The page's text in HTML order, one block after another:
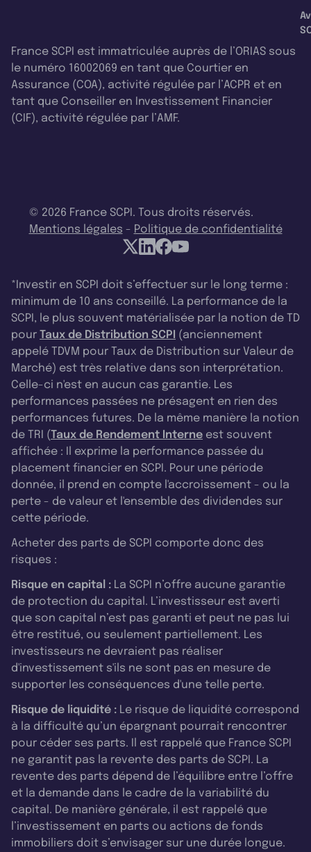
France SCPI est immatriculée auprès de l’ORIAS sous
le numéro 16002069 en tant que Courtier en
Assurance (COA), activité régulée par l’ACPR et en
tant que Conseiller en Investissement Financier
(CIF), activité régulée par l’AMF.
© 2026 France SCPI. Tous droits réservés.
Mentions légales - Politique de confidentialité
*Investir en SCPI doit s’effectuer sur le long terme :
minimum de 10 ans conseillé. La performance de la
SCPI, le plus souvent matérialisée par la notion de TD
pour Taux de Distribution SCPI (anciennement
appelé TDVM pour Taux de Distribution sur Valeur de
Marché) est très relative dans son interprétation.
Celle-ci n'est en aucun cas garantie. Les
performances passées ne présagent en rien des
performances futures. De la même manière la notion
de TRI (Taux de Rendement Interne est souvent
affichée : Il exprime la performance passée du
placement financier en SCPI. Pour une période
donnée, il prend en compte l'accroissement - ou la
perte - de valeur et l'ensemble des dividendes sur
cette période.
Acheter des parts de SCPI comporte donc des
risques :
Risque en capital : La SCPI n’offre aucune garantie
de protection du capital. L’investisseur est averti
que son capital n’est pas garanti et peut ne pas lui
être restitué, ou seulement partiellement. Les
investisseurs ne devraient pas réaliser
d'investissement s'ils ne sont pas en mesure de
supporter les conséquences d'une telle perte.
Risque de liquidité : Le risque de liquidité correspond
à la difficulté qu’un épargnant pourrait rencontrer
pour céder ses parts. Il est rappelé que France SCPI
ne garantit pas la revente des parts de SCPI. La
revente des parts dépend de l’équilibre entre l’offre
et la demande dans le cadre de la variabilité du
capital. De manière générale, il est rappelé que
l’investissement en parts ou actions de fonds
immobiliers doit s’envisager sur une durée longue.